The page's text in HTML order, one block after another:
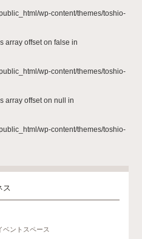
wp-content/themes/toshio-
array offset on false in
wp-content/themes/toshio-
array offset on null in
wp-content/themes/toshio-
ス
ントスペース